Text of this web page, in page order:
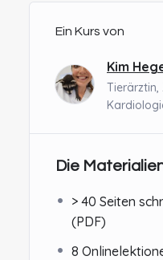
Ein Kurs von
Kim
Tierärztin,
Die
> 40 Seiten
(PDF)
8